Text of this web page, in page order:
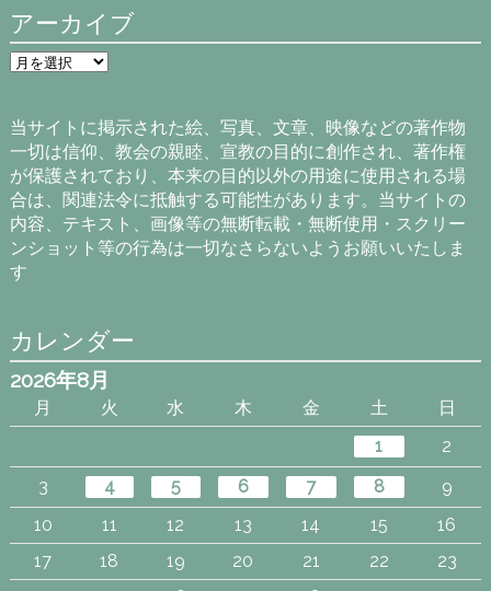
アーカイブ
ア
ー
ブ
当サイトに掲示された絵、写真、文章、映像などの著作物
一切は信仰、教会の親睦、宣教の目的に創作され、著作権
が保護されており、本来の目的以外の用途に使用される場
合は、関連法令に抵触する可能性があります。当サイトの
内容、テキスト、画像等の無断転載・無断使用・スクリー
ンショット等の行為は一切なさらないようお願いいたしま
す
カレンダー
2026年8月
月 火 水 木 金 土
日
1
2
3
4 5 6 7 8
9
10
11 12 13 14 15
16
17
18 19 20 21 22
23